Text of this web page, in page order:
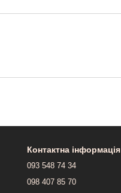
Контактна інформація
093 548 74 34
098 407 85 70